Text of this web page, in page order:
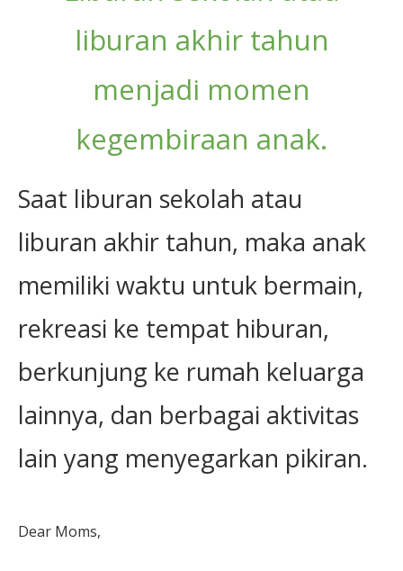
liburan akhir tahun
menjadi momen
kegembiraan anak.
Saat liburan sekolah atau
liburan akhir tahun, maka anak
memiliki waktu untuk bermain,
rekreasi ke tempat hiburan,
berkunjung ke rumah keluarga
lainnya, dan berbagai aktivitas
lain yang menyegarkan pikiran.
Dear Moms,